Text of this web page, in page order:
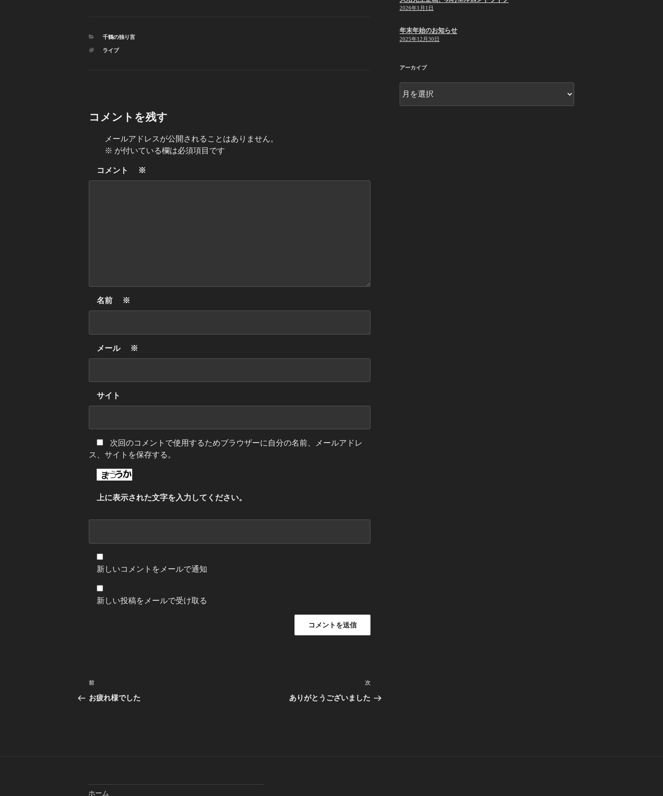
カ
ゴ
千鶴の独り言
タ
ライブ
コメントを残す
メールアドレスが公開されることはありません。
※ が付いている欄は必須項目です
コメント ※
名前 ※
メール ※
サイト
次回のコメントで使用するためブラウザーに自分の名前、メールアドレ
ス、サイトを保存する。
上に表示された文字を入力してください。
新しいコメントをメールで通知
新しい投稿をメールで受け取る
投
稿
シ
前
の
前
お疲れ様でした
次
の
次
ありがとうございました
2026年1月1日
年末年始のお知らせ
2025年12月30日
アーカイブ
ー
ホーム